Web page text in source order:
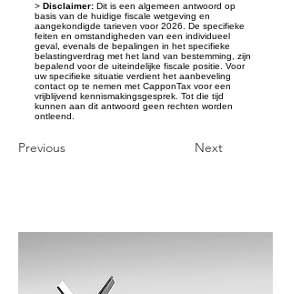
> Disclaimer: Dit is een algemeen antwoord op
basis van de huidige fiscale wetgeving en
aangekondigde tarieven voor 2026. De specifieke
feiten en omstandigheden van een individueel
geval, evenals de bepalingen in het specifieke
belastingverdrag met het land van bestemming, zijn
bepalend voor de uiteindelijke fiscale positie. Voor
uw specifieke situatie verdient het aanbeveling
contact op te nemen met CapponTax voor een
vrijblijvend kennismakingsgesprek. Tot die tijd
kunnen aan dit antwoord geen rechten worden
ontleend.
Previous Next